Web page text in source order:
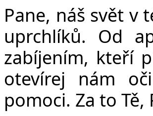
Pane, náš svět v
uprchlíků. Od
zabíjením, kteří
otevírej nám
pomoci. Za to